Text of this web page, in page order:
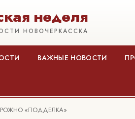
неделя
НОВОЧЕРКАССКА
ВАЖНЫЕ НОВОСТИ
«ПОДДЕЛКА»